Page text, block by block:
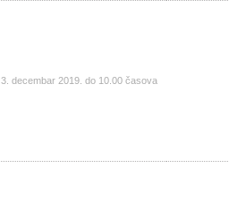
3. decembar 2019. do 10.00 časova